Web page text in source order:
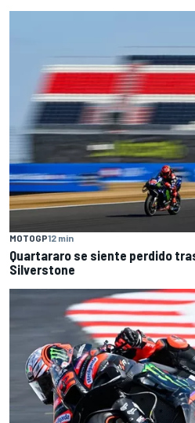
MOTOGP12 min
Quartararo se siente perdido
Silverstone